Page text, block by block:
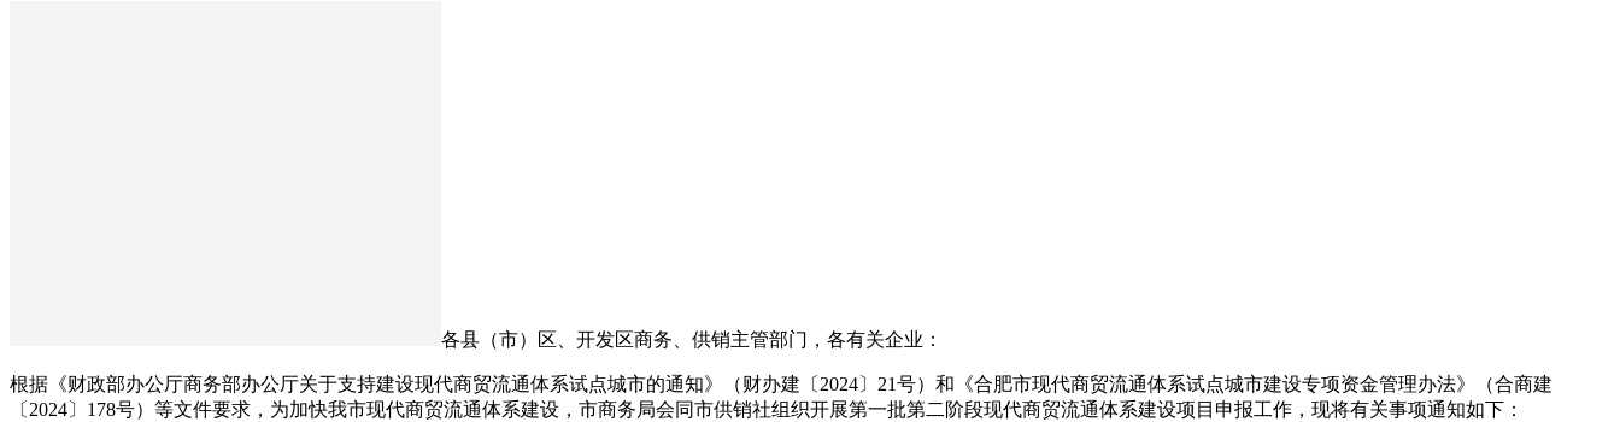
各县（市）区、开发区商务、供销主管部门，各有关企业：
根据《财政部办公厅商务部办公厅关于支持建设现代商贸流通体系试点城市的通知》（财办建〔2024〕21号）和《合肥市现代商贸流通体系试点城市建设专项资金管理办法》（合商建
〔2024〕178号）等文件要求，为加快我市现代商贸流通体系建设，市商务局会同市供销社组织开展第一批第二阶段现代商贸流通体系建设项目申报工作，现将有关事项通知如下：